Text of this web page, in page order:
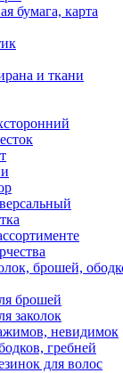
бумага, карта
и ткани
брошей,
брошей
заколок
невидимок
гребней
для волос